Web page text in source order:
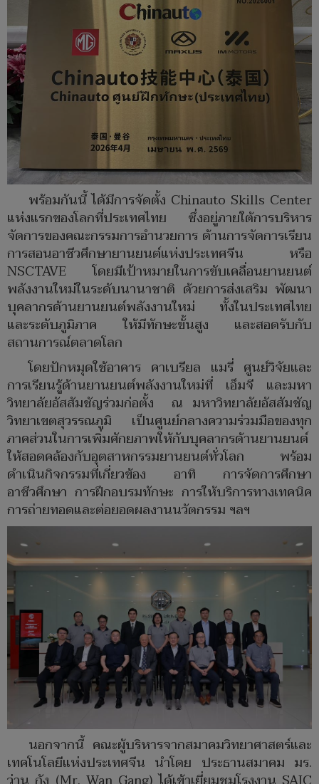
พร้อมกันนี้ ได้มีการจัดตั้ง Chinauto Skills Center
แห่งแรกของโลกที่ประเทศไทย ซึ่งอยู่ภายใต้การบริหาร
จัดการของคณะกรรมการอำนวยการ ด้านการจัดการเรียน
การสอนอาชีวศึกษายานยนต์แห่งประเทศจีน หรือ
NSCTAVE โดยมีเป้าหมายในการขับเคลื่อนยานยนต์
พลังงานใหม่ในระดับนานาชาติ ด้วยการส่งเสริม พัฒนา
บุคลากรด้านยานยนต์พลังงานใหม่ ทั้งในประเทศไทย
และระดับภูมิภาค ให้มีทักษะขั้นสูง และสอดรับกับ
สถานการณ์ตลาดโลก
โดยปักหมุดใช้อาคาร คาเบรียล แมรี่ ศูนย์วิจัยและ
การเรียนรู้ด้านยานยนต์พลังงานใหม่ที่ เอ็มจี และมหา
วิทยาลัยอัสสัมชัญร่วมก่อตั้ง ณ มหาวิทยาลัยอัสสัมชัญ
วิทยาเขตสุวรรณภูมิ เป็นศูนย์กลางความร่วมมือของทุก
ภาคส่วนในการเพิ่มศักยภาพให้กับบุคลากรด้านยานยนต์
ให้สอดคล้องกับอุตสาหกรรมยานยนต์ทั่วโลก พร้อม
ดำเนินกิจกรรมที่เกี่ยวข้อง อาทิ การจัดการศึกษา
อาชีวศึกษา การฝึกอบรมทักษะ การให้บริการทางเทคนิค
การถ่ายทอดและต่อยอดผลงานนวัตกรรม ฯลฯ
นอกจากนี้ คณะผู้บริหารจากสมาคมวิทยาศาสตร์และ
เทคโนโลยีแห่งประเทศจีน นำโดย ประธานสมาคม มร.